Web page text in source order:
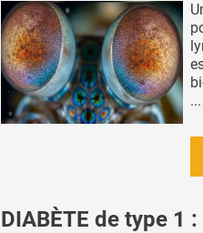
...
DIABÈTE de type 1